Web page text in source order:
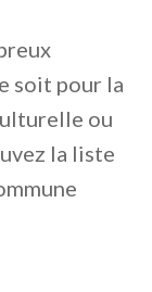
soit pour la
ou
la liste